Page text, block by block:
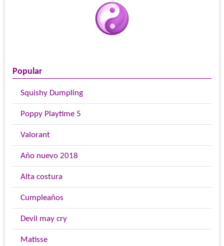
Popular
Squishy Dumpling
Poppy Playtime 5
Valorant
Año nuevo 2018
Alta costura
Cumpleaños
Devil may cry
Matisse